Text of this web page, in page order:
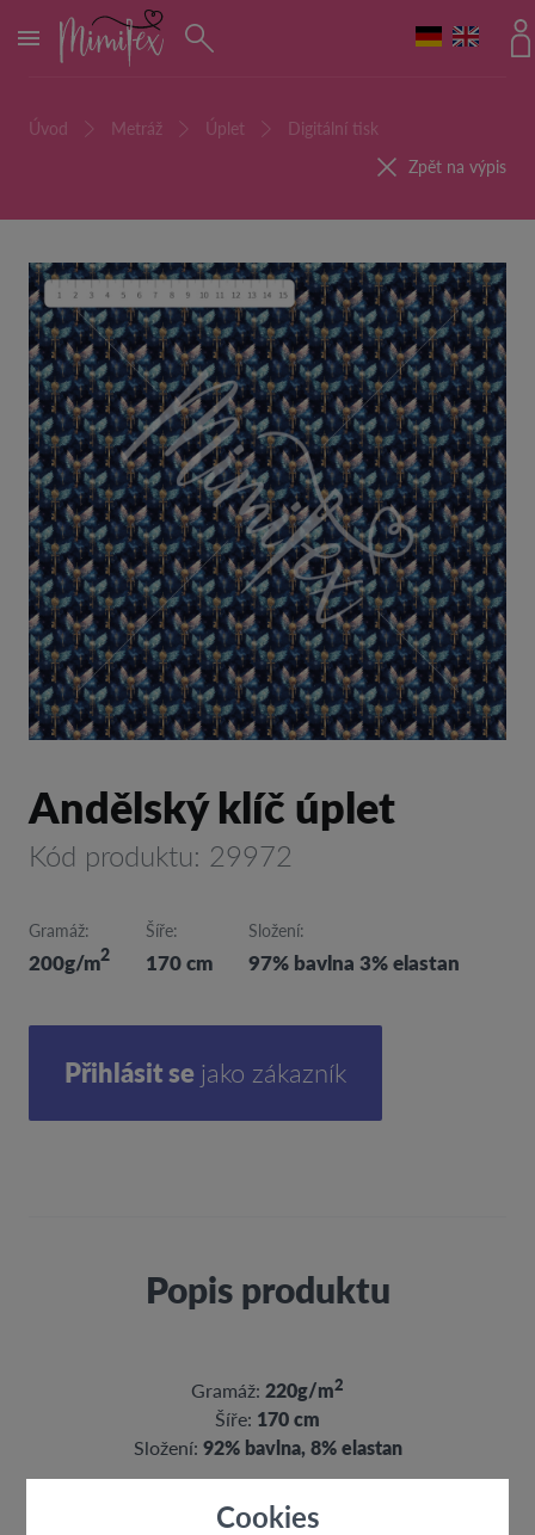
MENU
Cookies
Úvod Metráž Úplet
Digitální tisk
Zpět na výpis
Andělský klíč úplet
Kód produktu: 29972
Gramáž:
200g/m2
Šíře:
170 cm
Složení:
97% bavlna 3% elastan
Přihlásit se jako zákazník
Popis produktu
Gramáž: 220g/m2
Šíře: 170 cm
Složení: 92% bavlna, 8% elastan